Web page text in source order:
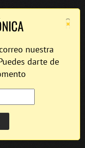
×
nuestra
darte de